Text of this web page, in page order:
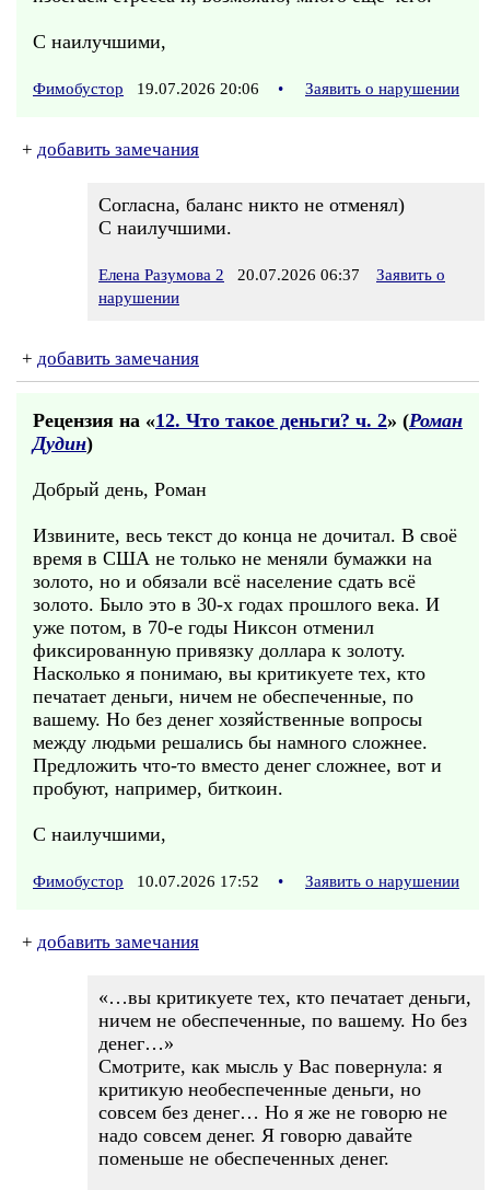
С наилучшими,
Фимобустор 19.07.2026 20:06 • Заявить о нарушении
+ добавить замечания
Согласна, баланс никто не отменял)
С наилучшими.
Елена Разумова 2 20.07.2026 06:37
Заявить о
нарушении
+ добавить замечания
Рецензия на «12. Что такое деньги? ч. 2» (Роман
Дудин)
Добрый день, Роман
Извините, весь текст до конца не дочитал. В своё
время в США не только не меняли бумажки на
золото, но и обязали всё население сдать всё
золото. Было это в 30-х годах прошлого века. И
уже потом, в 70-е годы Никсон отменил
фиксированную привязку доллара к золоту.
Насколько я понимаю, вы критикуете тех, кто
печатает деньги, ничем не обеспеченные, по
вашему. Но без денег хозяйственные вопросы
между людьми решались бы намного сложнее.
Предложить что-то вместо денег сложнее, вот и
пробуют, например, биткоин.
С наилучшими,
Фимобустор 10.07.2026 17:52 • Заявить о нарушении
+ добавить замечания
«…вы критикуете тех, кто печатает деньги,
ничем не обеспеченные, по вашему. Но без
денег…»
Смотрите, как мысль у Вас повернула: я
критикую необеспеченные деньги, но
совсем без денег… Но я же не говорю не
надо совсем денег. Я говорю давайте
поменьше не обеспеченных денег.